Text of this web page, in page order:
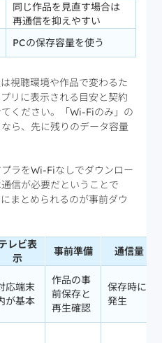
同じ作品を見直す場合は
再通信を抑えやすい
PCの保存容量を使う
視聴環境や作品で変わるた
リに表示される目安と契約
ください。「Wi-Fiのみ」の
ら、先に残りのデータ容量
ラをWi-Fiなしでダウンロー
信が必要だということで
まとめられるのが事前ダウ
レビ表
示
事前準備 通信量
応端末
が基本
作品の事
前保存と
再生確認
保存時に
発生